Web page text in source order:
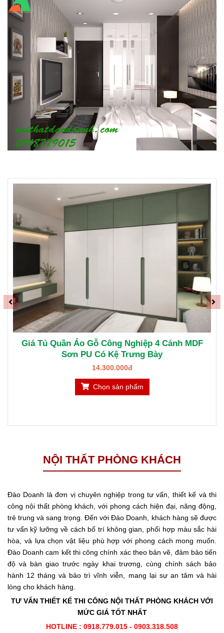
Tủ Quần Áo Gỗ Công Nghiệp 1m6 3 Cánh MDF
Melamine Vân Gỗ Sồi
9.984.000đ
Chọn sản phẩm
NỘI THẤT PHÒNG KHÁCH
Đào Doanh là đơn vị chuyên nghiệp trong tư vấn, thiết kế và thi
công nội thất phòng khách, với phong cách hiện đại, năng động,
trẻ trung và sang trọng. Đến với Đào Doanh, khách hàng sẽ được
tư vấn kỹ lưỡng về cách bố trí không gian, phối hợp màu sắc hài
hòa, và lựa chọn vật liệu phù hợp với phong cách mong muốn.
Đào Doanh cam kết thi công chính xác theo bản vẽ, đảm bảo tiến
độ và bàn giao trước ngày khai trương, cùng chính sách bảo
hành 12 tháng và bảo trì vĩnh viễn, mang lại sự an tâm và hài
lòng cho khách hàng.
TƯ VẤN THIẾT KẾ THI CÔNG NỘI THẤT PHÒNG KHÁCH VỚI
MỨC GIÁ TỐT NHẤT
HOTLINE : 0918.779.015 - 0903.318.508